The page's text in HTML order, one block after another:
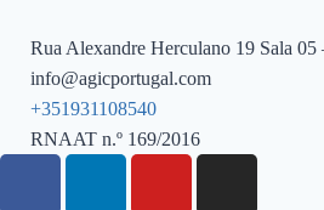
Rua Alexandre Herculano 19 Sala
info@agicportugal.com
+351931108540
RNAAT n.º 169/2016